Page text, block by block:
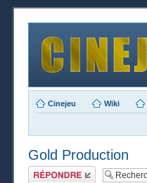
Cinejeu Wiki
Gold Production
Publier une
réponse